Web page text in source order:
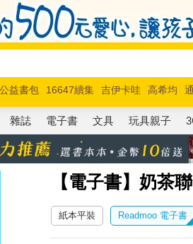
公益書包 16647續集 吉伊卡哇 高希均
馬斯克 玩具總動員5 超慢跑
雜誌 電子書 文具 玩具親子
【電子書】奶茶
紙本平裝 Readmoo 電子書